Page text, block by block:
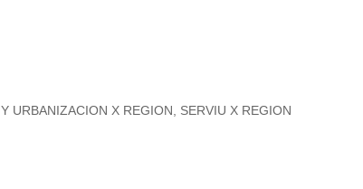
URBANIZACION X REGION, SERVIU X REGION